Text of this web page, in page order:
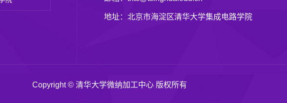
地址：北京市海淀区清华大学集成电路学院
Copyright © 清华大学微纳加工中心 版权所有